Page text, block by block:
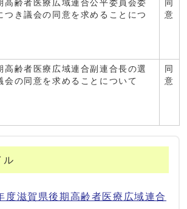
高齢者医療広域連合公平委員会委
つき議会の同意を求めることにつ
同
意
高齢者医療広域連合副連合長の選
会の同意を求めることについて
同
意
ル
度滋賀県後期高齢者医療広域連合